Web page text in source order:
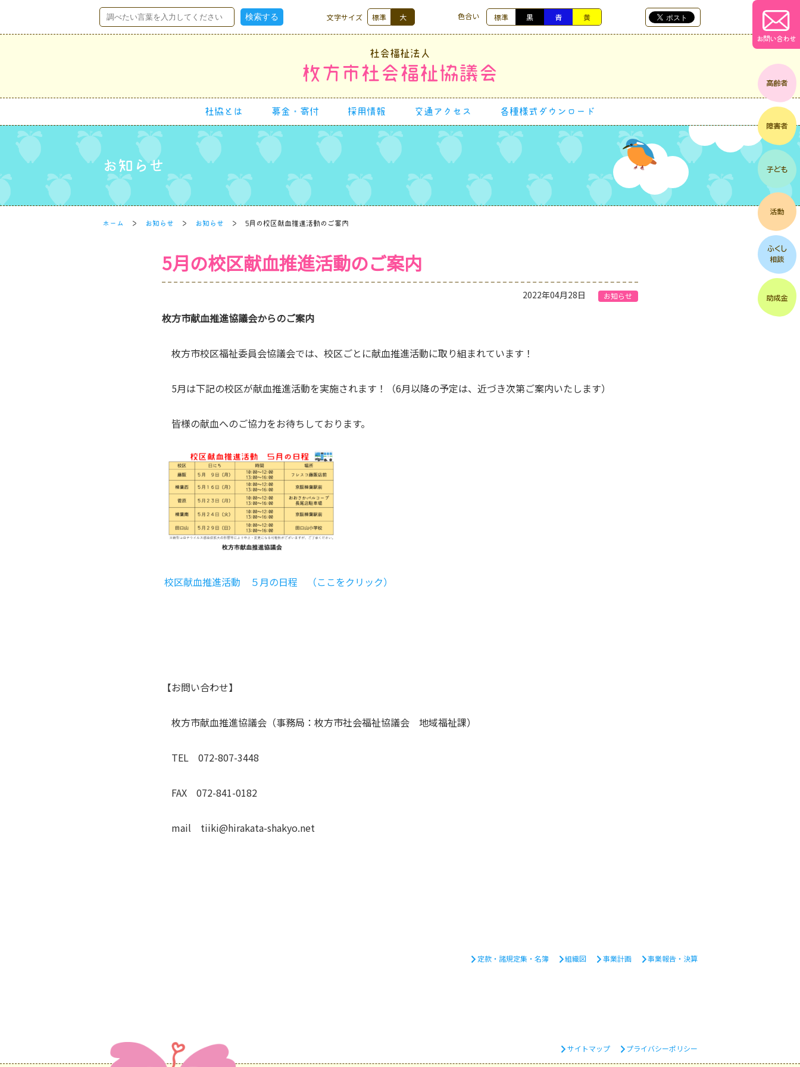
文字サイズ 標準 大 色合い 標準 黒 青 黄
社会福祉法人
枚方市社会福祉協議会
社協とは 募金・寄付 採用情報 交通アクセス 各種様式ダウンロード
お問い合わせ
お知らせ
ホーム お知らせ お知らせ 5月の校区献血推進活動のご案内
5月の校区献血推進活動のご案内
2022年04月28日 お知らせ
枚方市献血推進協議会からのご案内
枚方市校区福祉委員会協議会では、校区ごとに献血推進活動に取り組まれています！
5月は下記の校区が献血推進活動を実施されます！（6月以降の予定は、近づき次第ご案内いたします）
皆様の献血へのご協力をお待ちしております。
校区献血推進活動 ５月の日程 （ここをクリック）
【お問い合わせ】
枚方市献血推進協議会（事務局：枚方市社会福祉協議会 地域福祉課）
TEL 072-807-3448
FAX 072-841-0182
mail tiiki@hirakata-shakyo.net
定款・諸規定集・名簿 組織図 事業計画 事業報告・決算
サイトマップ プライバシーポリシー